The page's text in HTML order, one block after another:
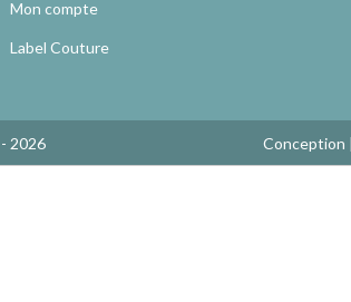
Mon compte
Label Couture
2026 Conception